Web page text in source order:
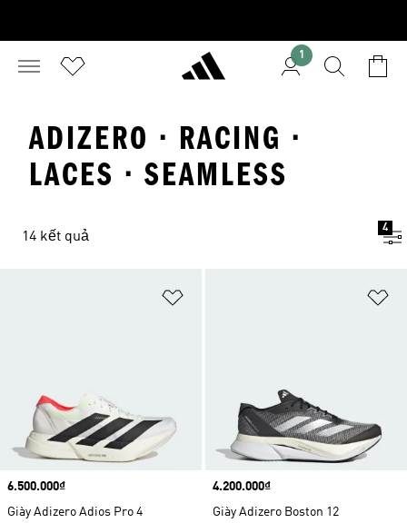
1
ADIZERO · RACING ·
LACES · SEAMLESS
14 kết quả
4
Price
6.500.000₫
Giày Adizero Adios Pro 4
Price
4.200.000₫
Giày Adizero Boston 12